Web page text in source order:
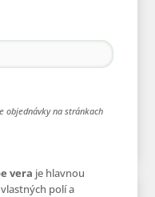
vera je hlavnou
polí a